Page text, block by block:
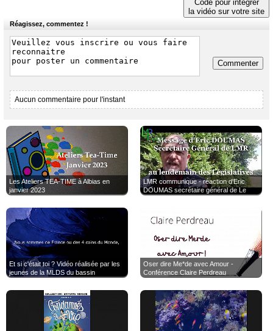
Code pour intégrer
la vidéo sur votre site
Réagissez, commentez !
Commenter
Aucun commentaire pour l'instant
Les Ateliers TEA-TIME à Albias en
janvier 2023
LMR communique - réaction d'Eric
DOUMAS secrétaire général de Le
Et si c'était toi ? Vidéo réalisée par les
jeunes de la MLDS du bassin
@EducationFrance @jmblanquer
Oser dire Me*de avec Amour -
Conférence Claire Perdreau